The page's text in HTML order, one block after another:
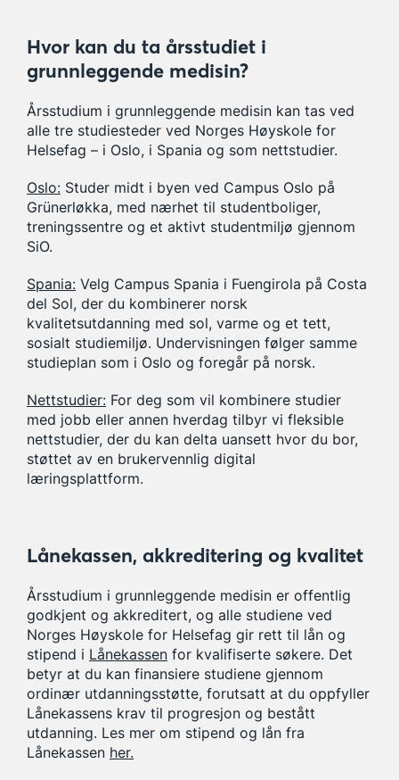
Hvor kan du ta årsstudiet i
grunnleggende medisin?
Årsstudium i grunnleggende medisin kan tas ved
alle tre studiesteder ved Norges Høyskole for
Helsefag – i Oslo, i Spania og som nettstudier.
Oslo: Studer midt i byen ved Campus Oslo på
Grünerløkka, med nærhet til studentboliger,
treningssentre og et aktivt studentmiljø gjennom
SiO.
Spania: Velg Campus Spania i Fuengirola på Costa
del Sol, der du kombinerer norsk
kvalitetsutdanning med sol, varme og et tett,
sosialt studiemiljø. Undervisningen følger samme
studieplan som i Oslo og foregår på norsk.
Nettstudier: For deg som vil kombinere studier
med jobb eller annen hverdag tilbyr vi fleksible
nettstudier, der du kan delta uansett hvor du bor,
støttet av en brukervennlig digital
læringsplattform.
Lånekassen, akkreditering og kvalitet
Årsstudium i grunnleggende medisin er offentlig
godkjent og akkreditert, og alle studiene ved
Norges Høyskole for Helsefag gir rett til lån og
stipend i Lånekassen for kvalifiserte søkere. Det
betyr at du kan finansiere studiene gjennom
ordinær utdanningsstøtte, forutsatt at du oppfyller
Lånekassens krav til progresjon og bestått
utdanning. Les mer om stipend og lån fra
Lånekassen her.